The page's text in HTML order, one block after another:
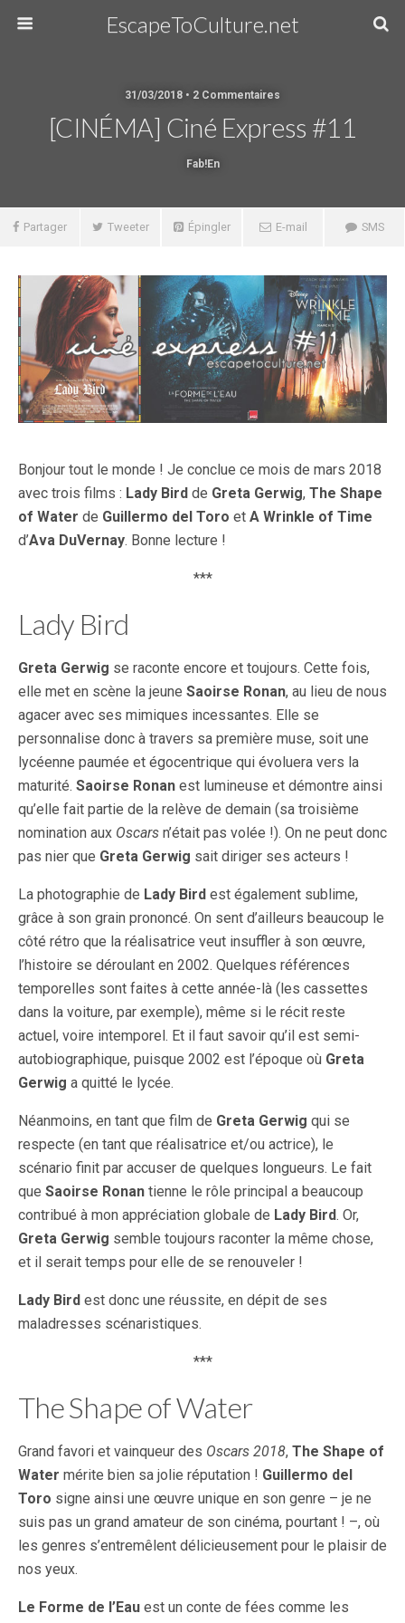
EscapeToCulture.net
31/03/2018 • 2 Commentaires
[CINÉMA] Ciné Express #11
Fab!en
Partager Tweeter Épingler E-mail SMS
Bonjour tout le monde ! Je conclue ce mois de mars 2018
avec trois films : Lady Bird de Greta Gerwig, The Shape
of Water de Guillermo del Toro et A Wrinkle of Time
d’Ava DuVernay. Bonne lecture !
***
Lady Bird
Greta Gerwig se raconte encore et toujours. Cette fois,
elle met en scène la jeune Saoirse Ronan, au lieu de nous
agacer avec ses mimiques incessantes. Elle se
personnalise donc à travers sa première muse, soit une
lycéenne paumée et égocentrique qui évoluera vers la
maturité. Saoirse Ronan est lumineuse et démontre ainsi
qu’elle fait partie de la relève de demain (sa troisième
nomination aux Oscars n’était pas volée !). On ne peut donc
pas nier que Greta Gerwig sait diriger ses acteurs !
La photographie de Lady Bird est également sublime,
grâce à son grain prononcé. On sent d’ailleurs beaucoup le
côté rétro que la réalisatrice veut insuffler à son œuvre,
l’histoire se déroulant en 2002. Quelques références
temporelles sont faites à cette année-là (les cassettes
dans la voiture, par exemple), même si le récit reste
actuel, voire intemporel. Et il faut savoir qu’il est semi-
autobiographique, puisque 2002 est l’époque où Greta
Gerwig a quitté le lycée.
Néanmoins, en tant que film de Greta Gerwig qui se
respecte (en tant que réalisatrice et/ou actrice), le
scénario finit par accuser de quelques longueurs. Le fait
que Saoirse Ronan tienne le rôle principal a beaucoup
contribué à mon appréciation globale de Lady Bird. Or,
Greta Gerwig semble toujours raconter la même chose,
et il serait temps pour elle de se renouveler !
Lady Bird est donc une réussite, en dépit de ses
maladresses scénaristiques.
***
The Shape of Water
Grand favori et vainqueur des Oscars 2018, The Shape of
Water mérite bien sa jolie réputation ! Guillermo del
Toro signe ainsi une œuvre unique en son genre – je ne
suis pas un grand amateur de son cinéma, pourtant ! –, où
les genres s’entremêlent délicieusement pour le plaisir de
nos yeux.
Le Forme de l’Eau est un conte de fées comme les